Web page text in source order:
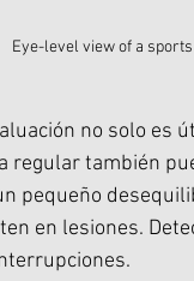
Eye-level view of a
no solo es
regular también
pequeño
en lesiones.